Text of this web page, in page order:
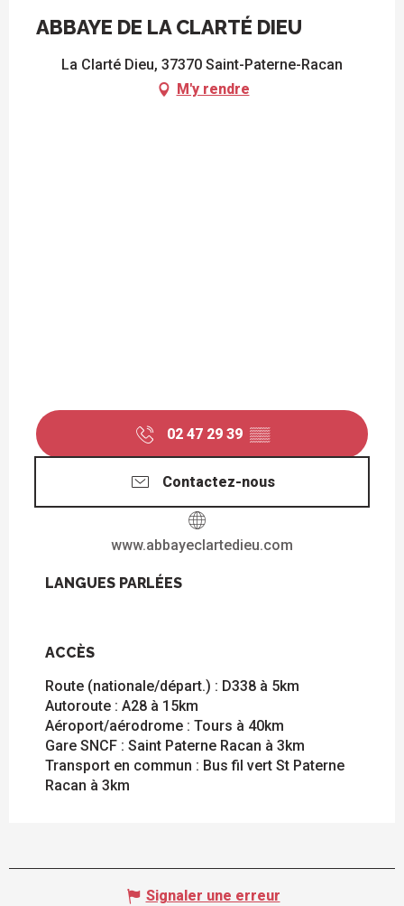
ABBAYE DE LA CLARTÉ DIEU
La Clarté Dieu, 37370 Saint-Paterne-Racan
M'y rendre
02 47 29 39 ▒▒
Contactez-nous
www.abbayeclartedieu.com
LANGUES PARLÉES
LANGUES PARLÉES
ACCÈS
ACCÈS
Route (nationale/départ.) : D338 à 5km
Autoroute : A28 à 15km
Aéroport/aérodrome : Tours à 40km
Gare SNCF : Saint Paterne Racan à 3km
Transport en commun : Bus fil vert St Paterne
Racan à 3km
Signaler une erreur